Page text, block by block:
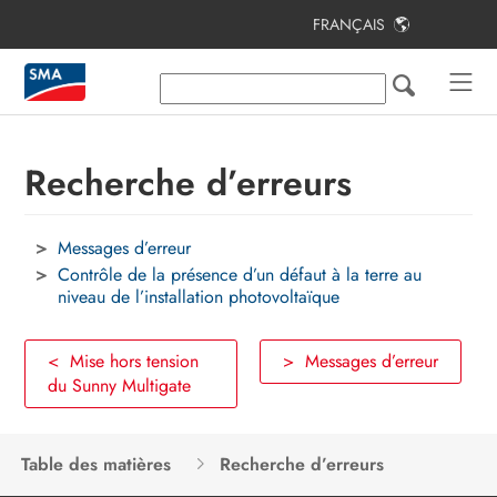
FRANÇAIS
Recherche d’erreurs
Messages d’erreur
Contrôle de la présence d’un défaut à la terre au
niveau de l’installation photovoltaïque
< Mise hors tension
du Sunny Multigate
> Messages d’erreur
Table des matières Recherche d’erreurs
Table des matières
Remarques relatives à ce document
Contenu de la livraison
Vue d’ensemble des produits
Montage
Raccordement électrique
Mise en service de l’installation
photovoltaïque
Configuration